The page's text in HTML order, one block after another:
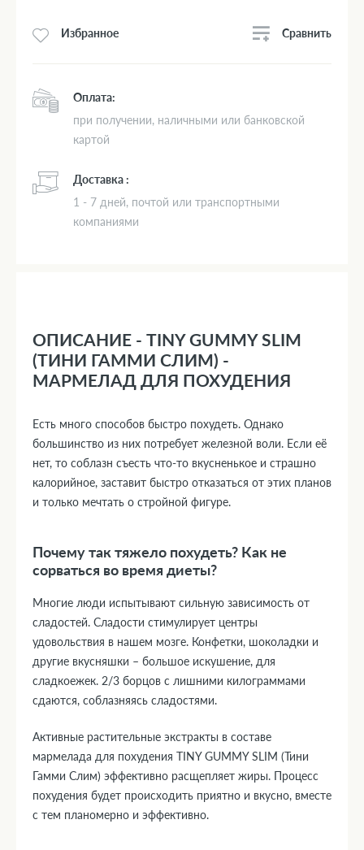
Избранное Сравнить
Оплата:
при получении, наличными или банковской
картой
Доставка :
1 - 7 дней, почтой или транспортными
компаниями
ОПИСАНИЕ - TINY GUMMY SLIM
(ТИНИ ГАММИ СЛИМ) -
МАРМЕЛАД ДЛЯ ПОХУДЕНИЯ
Есть много способов быстро похудеть. Однако
большинство из них потребует железной воли. Если её
нет, то соблазн съесть что-то вкусненькое и страшно
калорийное, заставит быстро отказаться от этих планов
и только мечтать о стройной фигуре.
Почему так тяжело похудеть? Как не
сорваться во время диеты?
Многие люди испытывают сильную зависимость от
сладостей. Сладости стимулирует центры
удовольствия в нашем мозге. Конфетки, шоколадки и
другие вкусняшки – большое искушение, для
сладкоежек. 2/3 борцов с лишними килограммами
сдаются, соблазняясь сладостями.
Активные растительные экстракты в составе
мармелада для похудения TINY GUMMY SLIM (Тини
Гамми Слим) эффективно расщепляет жиры. Процесс
похудения будет происходить приятно и вкусно, вместе
с тем планомерно и эффективно.